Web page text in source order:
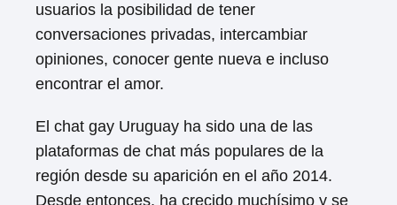
usuarios la posibilidad de tener
conversaciones privadas, intercambiar
opiniones, conocer gente nueva e incluso
encontrar el amor.
El chat gay Uruguay ha sido una de las
plataformas de chat más populares de la
región desde su aparición en el año 2014.
Desde entonces, ha crecido muchísimo y se